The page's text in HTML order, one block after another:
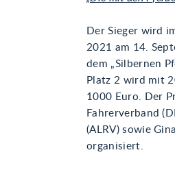
Der Sieger wird
2021 am 14.
dem „Silbernen
Platz 2 wird mit
1000 Euro. Der
Fahrerverband
(ALRV) sowie
organisiert.